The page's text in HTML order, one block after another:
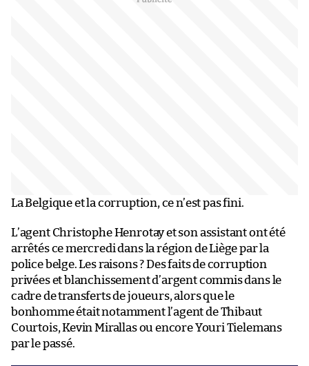
La Belgique et la corruption, ce n’est pas fini.
L’agent Christophe Henrotay et son assistant ont été
arrêtés ce mercredi dans la région de Liège par la
police belge. Les raisons ? Des faits de corruption
privées et blanchissement d’argent commis dans le
cadre de transferts de joueurs, alors que le
bonhomme était notamment l’agent de Thibaut
Courtois, Kevin Mirallas ou encore Youri Tielemans
par le passé.